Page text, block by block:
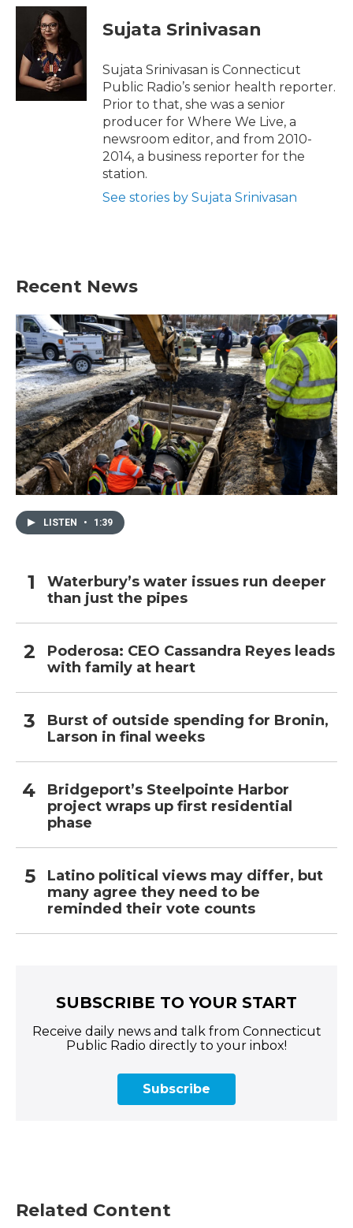
c
o
k
i
t
t
e
r
n
e
I
n
Sujata Srinivasan
Sujata Srinivasan is Connecticut
Public Radio’s senior health reporter.
Prior to that, she was a senior
producer for Where We Live, a
newsroom editor, and from 2010-
2014, a business reporter for the
station.
See stories by Sujata Srinivasan
Recent News
LISTEN • 1:39
Waterbury’s water issues run deeper
than just the pipes
Poderosa: CEO Cassandra Reyes leads
with family at heart
Burst of outside spending for Bronin,
Larson in final weeks
Bridgeport’s Steelpointe Harbor
project wraps up first residential
phase
Latino political views may differ, but
many agree they need to be
reminded their vote counts
SUBSCRIBE TO YOUR START
Receive daily news and talk from Connecticut
Public Radio directly to your inbox!
Subscribe
Related Content